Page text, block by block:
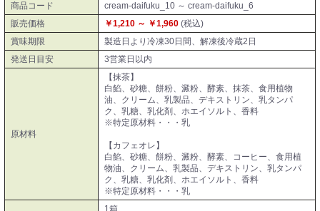
商品コード
cream-daifuku_10 ～ cream-daifuku_6
販売価格
￥1,210 ～ ￥1,960 (税込)
賞味期限
製造日より冷凍30日間、解凍後冷蔵2日
発送日目安
3営業日以内
原材料
【抹茶】
白餡、砂糖、餅粉、澱粉、酵素、抹茶、食用植物
油、クリーム、乳製品、デキストリン、乳タンパ
ク、乳糖、乳化剤、ホエイソルト、香料
※特定原材料・・・乳
【カフェオレ】
白餡、砂糖、餅粉、澱粉、酵素、コーヒー、食用植
物油、クリーム、乳製品、デキストリン、乳タンパ
ク、乳糖、乳化剤、ホエイソルト、香料
※特定原材料・・・乳
1箱